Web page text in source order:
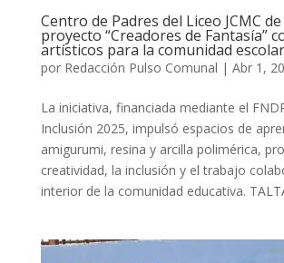
Centro de Padres del Liceo JCMC
proyecto “Creadores de Fantasía”
artísticos para la comunidad escolar
por Redacción Pulso Comunal | Abr 1,
La iniciativa, financiada mediante el
Inclusión 2025, impulsó espacios de
amigurumi, resina y arcilla polimérica,
creatividad, la inclusión y el trabajo
interior de la comunidad educativa.